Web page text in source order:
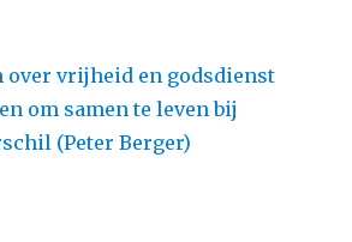
over vrijheid en godsdienst
om samen te leven bij
(Peter Berger)